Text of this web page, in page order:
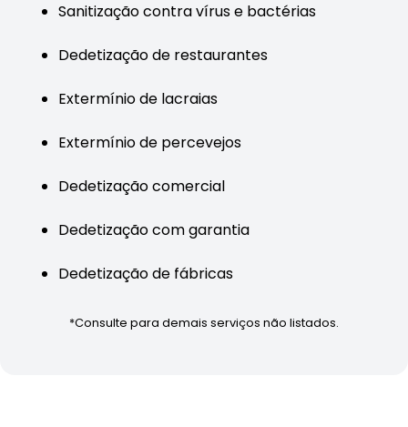
Sanitização contra vírus e bactérias
Dedetização de restaurantes
Extermínio de lacraias
Extermínio de percevejos
Dedetização comercial
Dedetização com garantia
Dedetização de fábricas
*Consulte para demais serviços não listados.